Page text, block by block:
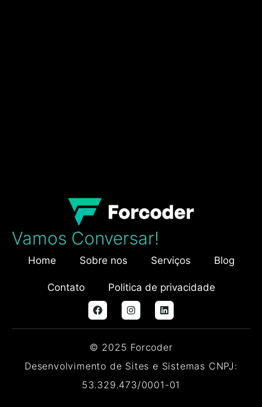
Vamos Conversar!
Home Sobre nos Serviços Blog
Contato Politica de privacidade
© 2025 Forcoder
Desenvolvimento de Sites e Sistemas CNPJ:
53.329.473/0001-01